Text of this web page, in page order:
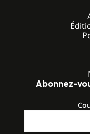
Abonnez-